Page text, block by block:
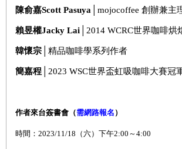
陳俞嘉Scott Pasuya mojocoffee 創辦兼主
賴昱權Jacky Lai 2014 WCRC世界咖啡烘
韓懷宗 │精品咖啡學系列作者
簡嘉程 2023 WSC世界盃虹吸咖啡大賽冠
作者來台簽書會（需網路報名 ）
時間：2023/11/18（六）下午2:00～4:00